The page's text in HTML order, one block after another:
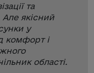
та
якісний
у
комфорт і
області.